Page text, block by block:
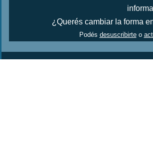
¿Querés cambiar la forma
Podés desuscribirteo